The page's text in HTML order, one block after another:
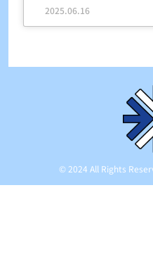
2025.06.16
© 2024 All Rights